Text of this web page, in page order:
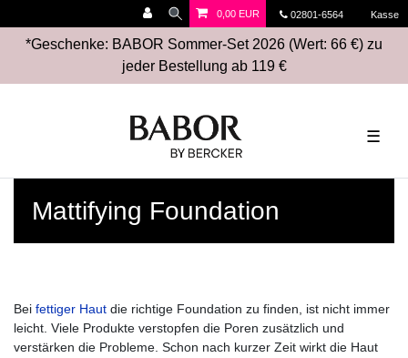
02801-6564 Kasse
0,00 EUR
*Geschenke: BABOR Sommer-Set 2026 (Wert: 66 €) zu
jeder Bestellung ab 119 €
☰
Mattifying Foundation
Bei fettiger Haut die richtige Foundation zu finden, ist nicht immer
leicht. Viele Produkte verstopfen die Poren zusätzlich und
verstärken die Probleme. Schon nach kurzer Zeit wirkt die Haut